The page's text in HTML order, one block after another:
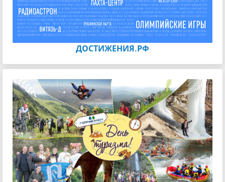
ДОСТИЖЕНИЯ.РФ